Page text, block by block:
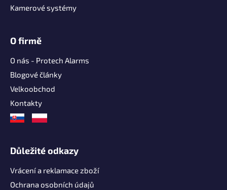
Kamerové systémy
O firmě
O nás - Protech Alarms
Blogové články
Velkoobchod
Kontakty
Důležité odkazy
Vrácení a reklamace zboží
Ochrana osobních údajů